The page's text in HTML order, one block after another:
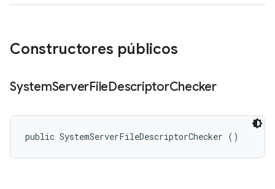
Constructores públicos
SystemServerFileDescriptorChecker
public SystemServerFileDescriptorChecker ()